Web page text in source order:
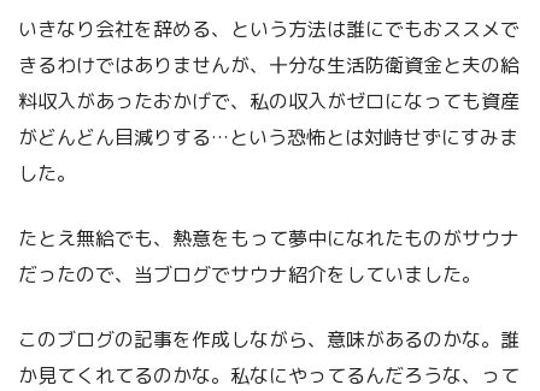
いきなり会社を辞める、という方法は誰にでもおススメで
きるわけではありませんが、十分な生活防衛資金と夫の給
料収入があったおかげで、私の収入がゼロになっても資産
がどんどん目減りする…という恐怖とは対峙せずにすみま
した。
たとえ無給でも、熱意をもって夢中になれたものがサウナ
だったので、当ブログでサウナ紹介をしていました。
このブログの記事を作成しながら、意味があるのかな。誰
か見てくれてるのかな。私なにやってるんだろうな、って